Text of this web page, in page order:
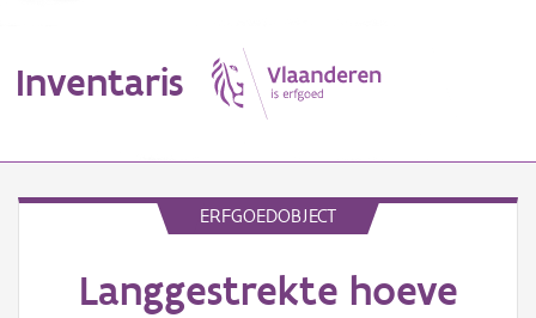
Inventaris
Erfgoedobject
ERFGOEDOBJECT
Langgestrekte hoeve